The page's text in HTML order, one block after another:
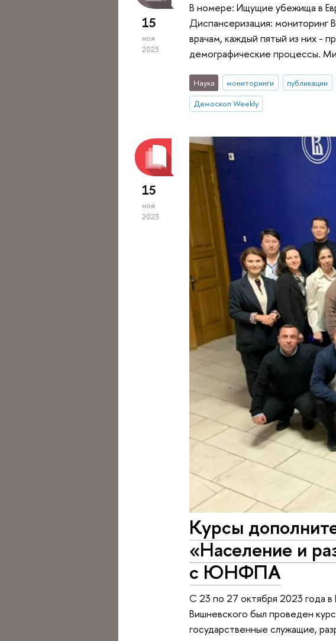
15
ноя
2023
В номере: Ищущие убежища в
Диспансеризация: мониторинг
врачам, каждый пятый из них -
демографические процессы.
Наука мониторинги публикации
Демоскоп Weekly
15
ноя
2023
Курсы
«Население и
с ЮНФПА
С 23 по 27 октября 2023 года
Вишневского был проведен
государственные служащие,